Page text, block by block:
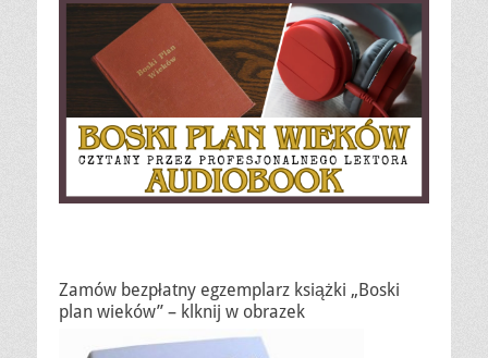
Zamów bezpłatny egzemplarz książki „Boski
plan wieków” – klknij w obrazek